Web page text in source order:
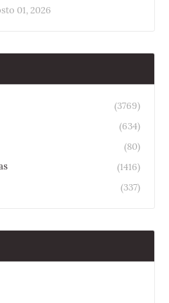
01, 2026
(3769)
(634)
(80)
(1416)
(337)